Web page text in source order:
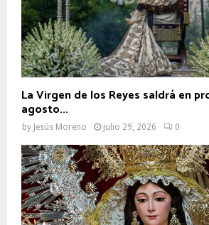
La Virgen de los Reyes saldrá en
agosto...
by Jesús Moreno julio 29, 2026 0